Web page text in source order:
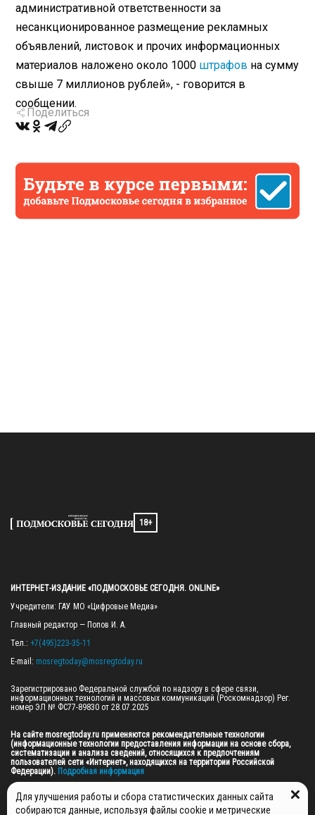
административной ответственности за
несанкционированное размещение рекламных
объявлений, листовок и прочих информационных
материалов наложено около 1000 штрафов на сумму
свыше 7 миллионов рублей», - говорится в
сообщении.
Поделиться
18+
ИНТЕРНЕТ-ИЗДАНИЕ «ПОДМОСКОВЬЕ СЕГОДНЯ. ONLINE»
Учредители: ГАУ МО «Цифровые Медиа»
Главный редактор — Попов И. А.
Тел.: +7(495)223-35-11
E-mail: mosregtoday@mosregtoday.ru
Зарегистрировано Федеральной службой по надзору в сфере связи,
информационных технологий и массовых коммуникаций (Роскомнадзор) Рег.
номер ЭЛ № ФС77-89830 от 28.07.2025
На сайте mosregtoday.ru применяются рекомендательные технологии
(информационные технологии предоставления информации на основе сбора,
систематизации и анализа сведений, относящихся к предпочтениям
пользователей сети «Интернет», находящихся на территории Российской
Федерации). Подробная информация
© 2026 ПРАВА НА ВСЕ МАТЕРИАЛЫ САЙТА ПРИНАДЛЕЖАТ ГАУ МО "ЦИФРОВЫЕ
МЕДИА" (ОГРН: 1255000059467).
Для улучшения работы и сбора статистических данных сайта
собираются данные, используя файлы cookie и метрические